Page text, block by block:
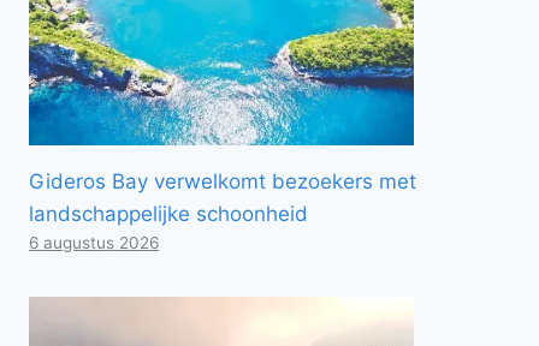
Gideros Bay verwelkomt bezoekers met
landschappelijke schoonheid
6 augustus 2026